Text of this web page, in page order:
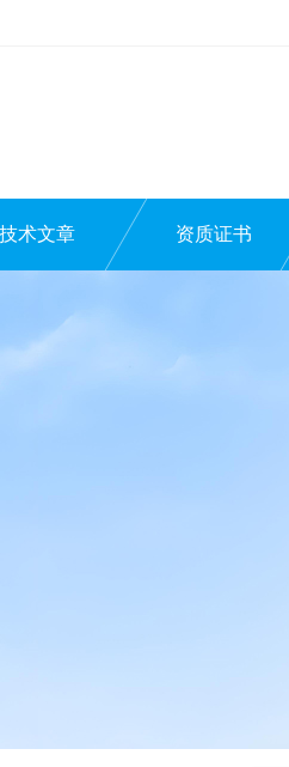
技术文章 资质证书